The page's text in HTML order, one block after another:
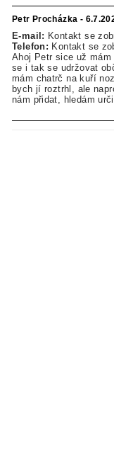
Petr Procházka -
E-mail: Kontakt se
Telefon: Kontakt se
Ahoj Petr sice už mám
se i tak se udržovat
mám chatrč na kuří
bych jí roztrhl, ale
nám přidat, hledám